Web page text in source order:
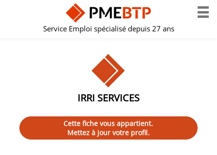
Service Emploi spécialisé depuis 27 ans
IRRI SERVICES
Cette fiche vous appartient.
Mettez à jour votre profil.